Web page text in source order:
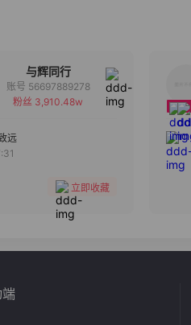
与辉同行
备注
账号 56697889278
粉丝 3,910.48w
远
立即收藏